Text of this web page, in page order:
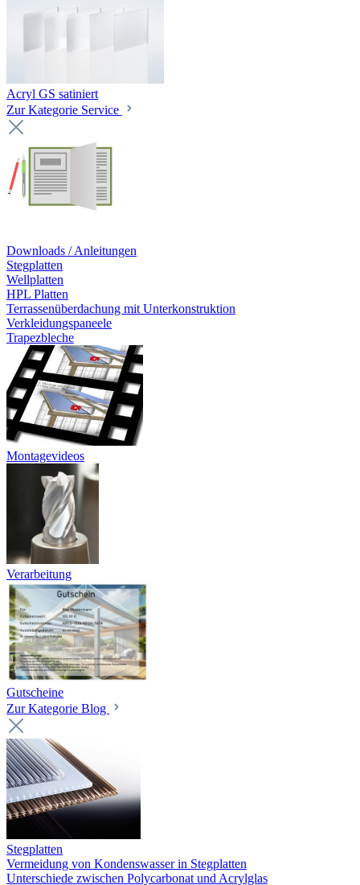
Acryl GS satiniert
Zur Kategorie Service
Downloads / Anleitungen
Stegplatten
Wellplatten
HPL Platten
Terrassenüberdachung mit Unterkonstruktion
Verkleidungspaneele
Trapezbleche
Montagevideos
Verarbeitung
Gutscheine
Zur Kategorie Blog
Stegplatten
Vermeidung von Kondenswasser in Stegplatten
Unterschiede zwischen Polycarbonat und Acrylglas